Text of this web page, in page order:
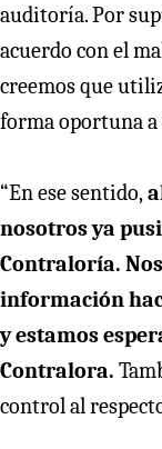
auditoría. Por
acuerdo con el
creemos que
forma oportuna a
“En ese sentido,
nosotros ya
Contraloría.
información
y estamos
Contralora.
control al